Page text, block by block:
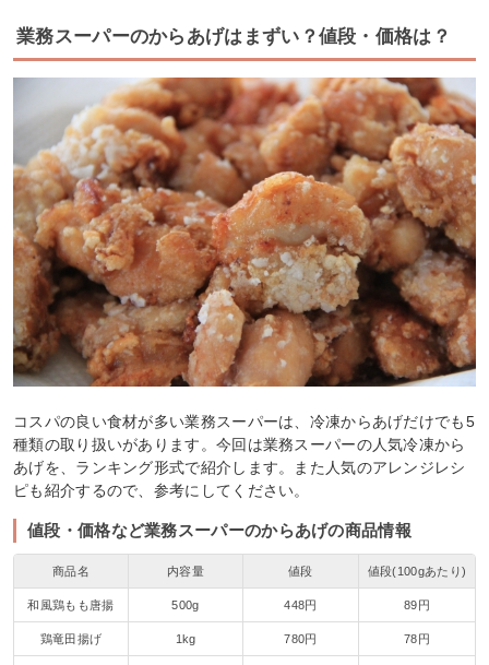
業務スーパーのからあげはまずい？値段・価格は？
コスパの良い食材が多い業務スーパーは、冷凍からあげだけでも5
種類の取り扱いがあります。今回は業務スーパーの人気冷凍から
あげを、ランキング形式で紹介します。また人気のアレンジレシ
ピも紹介するので、参考にしてください。
値段・価格など業務スーパーのからあげの商品情報
商品名 内容量 値段 値段(100gあたり)
和風鶏もも唐揚 500g 448円 89円
鶏竜田揚げ 1kg 780円 78円